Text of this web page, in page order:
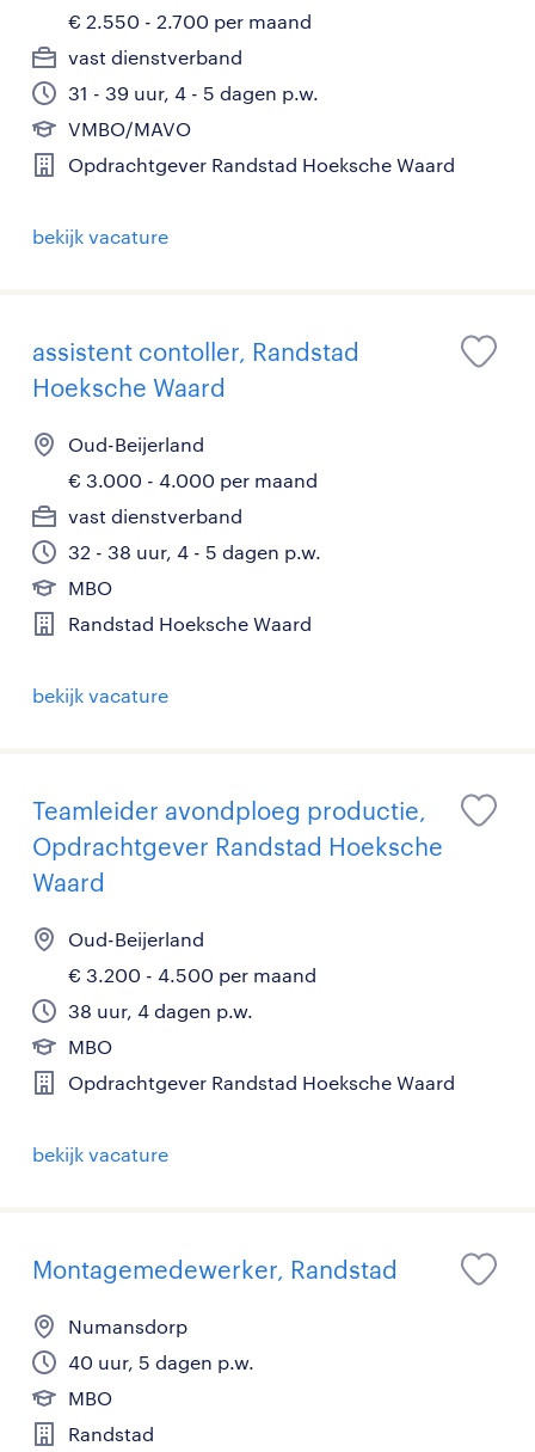
€ 2.550 - 2.700 per maand
vast dienstverband
31 - 39 uur, 4 - 5 dagen p.w.
VMBO/MAVO
Opdrachtgever Randstad Hoeksche Waard
bekijk vacature
assistent contoller, Randstad
Hoeksche Waard
Oud-Beijerland
€ 3.000 - 4.000 per maand
vast dienstverband
32 - 38 uur, 4 - 5 dagen p.w.
MBO
Randstad Hoeksche Waard
bekijk vacature
Teamleider avondploeg productie,
Opdrachtgever Randstad Hoeksche
Waard
Oud-Beijerland
€ 3.200 - 4.500 per maand
38 uur, 4 dagen p.w.
MBO
Opdrachtgever Randstad Hoeksche Waard
bekijk vacature
Montagemedewerker, Randstad
Numansdorp
40 uur, 5 dagen p.w.
MBO
Randstad